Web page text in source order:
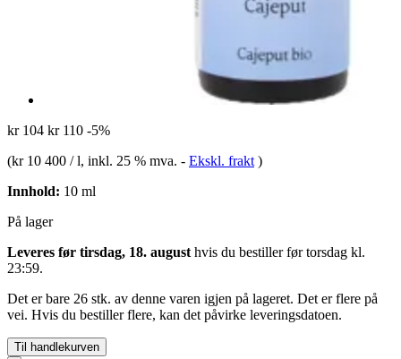
kr 104 kr 110 -5%
(kr 10 400 / l, inkl. 25 % mva. - Ekskl. frakt )
Innhold: 10 ml
På lager
Leveres før tirsdag, 18. august hvis du bestiller førtorsdag kl.
23:59.
Det er bare 26 stk. av denne varen igjen på lageret. Det er flere på
vei. Hvis du bestiller flere, kan det påvirke leveringsdatoen.
Til handlekurven